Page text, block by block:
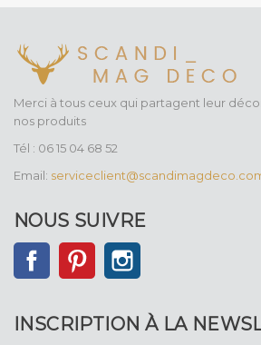
Merci à tous ceux qui partagent leur
nos produits
Tél : 06 15 04 68 52
Email:
NOUS SUIVRE
FacebookPinterest
INSCRIPTION À LA